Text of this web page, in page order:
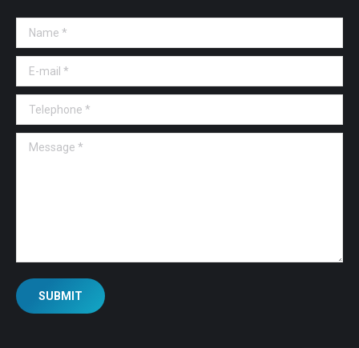
Name *
E-mail *
Telephone *
Message *
SUBMIT